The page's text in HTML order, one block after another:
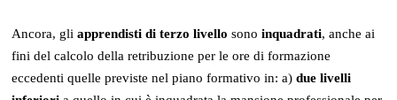
Ancora, gliapprendisti di terzo livello sonoinquadrati, anche ai
fini del calcolo della retribuzione per le ore di formazione
eccedenti quelle previste nel piano formativo in: a)due livelli